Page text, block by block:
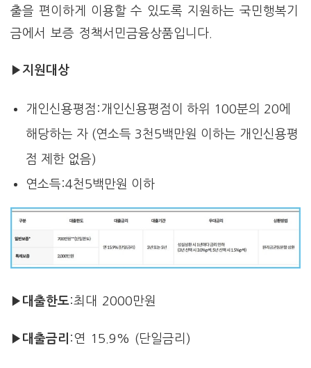
출을 편이하게 이용할 수 있도록 지원하는 국민행복기
금에서 보증 정책서민금융상품입니다.
▶지원대상
개인신용평점:개인신용평점이 하위 100분의 20에
해당하는 자 (연소득 3천5백만원 이하는 개인신용평
점 제한 없음)
연소득:4천5백만원 이하
▶대출한도:최대 2000만원
▶대출금리 :연 15.9% (단일금리)